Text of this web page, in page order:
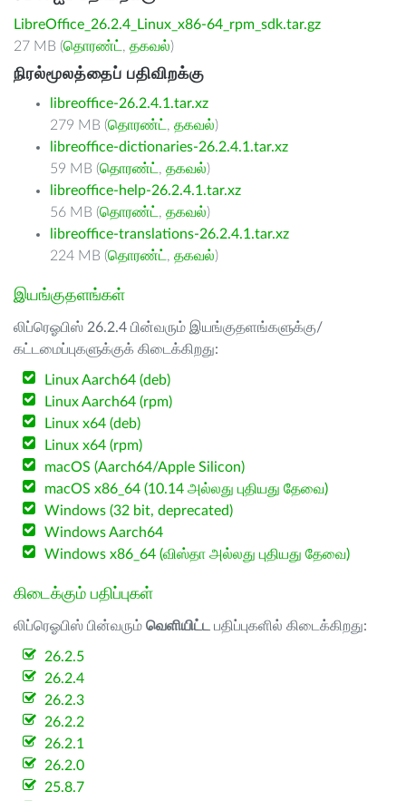
LibreOffice_26.2.4_Linux_x86-64_rpm_sdk.tar.gz
27 MB (தொரண்ட் , தகவல்)
நிரல்மூலத்தைப் பதிவிறக்கு
libreoffice-26.2.4.1.tar.xz
279 MB (தொரண்ட் , தகவல்)
libreoffice-dictionaries-26.2.4.1.tar.xz
59 MB (தொரண்ட் , தகவல்)
libreoffice-help-26.2.4.1.tar.xz
56 MB (தொரண்ட் , தகவல்)
libreoffice-translations-26.2.4.1.tar.xz
224 MB (தொரண்ட் , தகவல்)
இயங்குதளங்கள்
லிப்ரெஓபிஸ் 26.2.4 பின்வரும் இயங்குதளங்களுக்கு/
கட்டமைப்புகளுக்குக் கிடைக்கிறது:
Linux Aarch64 (deb)
Linux Aarch64 (rpm)
Linux x64 (deb)
Linux x64 (rpm)
macOS (Aarch64/Apple Silicon)
macOS x86_64 (10.14 அல்லது புதியது தேவை)
Windows (32 bit, deprecated)
Windows Aarch64
Windows x86_64 (விஸ்தா அல்லது புதியது தேவை)
கிடைக்கும் பதிப்புகள்
லிப்ரெஓபிஸ் பின்வரும் வெளியிட்ட பதிப்புகளில் கிடைக்கிறது:
26.2.5
26.2.4
26.2.3
26.2.2
26.2.1
26.2.0
25.8.7